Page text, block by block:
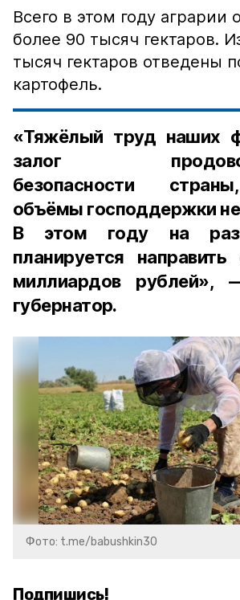
Всего в этом году аграрии
более 90 тысяч гектаров.
тысяч гектаров отведены
картофель.
«Тяжёлый труд наших
залог
безопасности
объёмы господдержки
В этом году на
планируется
миллиардов рублей»,
губернатор.
Фото: t.me/babushkin30
Подпишись!